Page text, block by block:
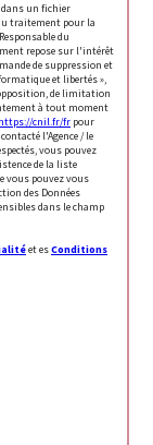
un fichier
traitement pour la
du
repose sur l'intérêt
de suppression et
et libertés »,
de limitation
à tout moment
https://cnil.fr/fr pour
l'Agence / le
vous pouvez
de la liste
vous pouvez vous
des Données
dans le champ
et esConditions